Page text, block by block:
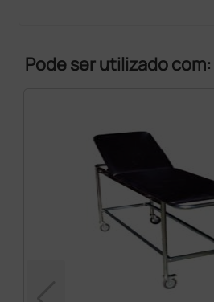
Pode ser utilizado com: